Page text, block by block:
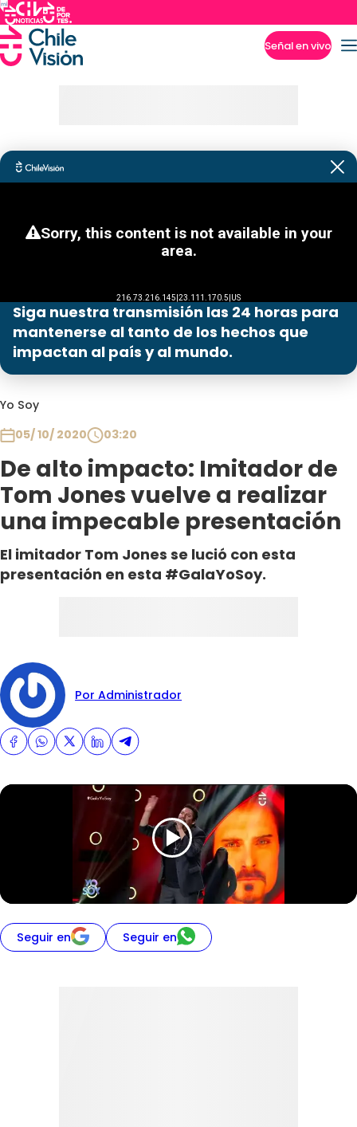
Señal en vivo
Siga nuestra transmisión las 24 horas para
mantenerse al tanto de los hechos que
impactan al país y al mundo.
Yo Soy
05/ 10/ 2020
03:20
De alto impacto: Imitador de
Tom Jones vuelve a realizar
una impecable presentación
El imitador Tom Jones se lució con esta
presentación en esta #GalaYoSoy.
Por Administrador
Seguir en Seguir en
Programas
Club De La Comedia
Contigo en Directo
Plan Perfecto
El Tiempo
Sabingo
Todos Los Programas